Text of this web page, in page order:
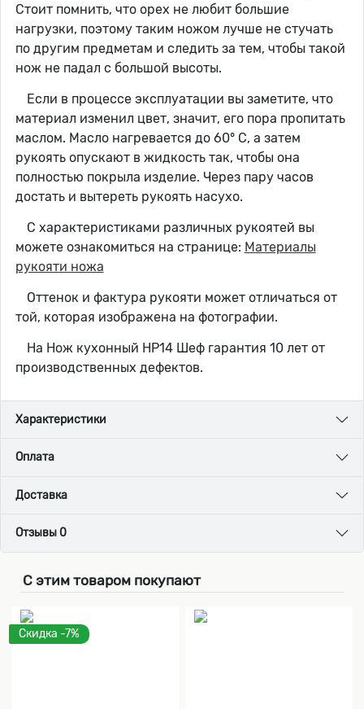
Стоит помнить, что орех не любит большие
нагрузки, поэтому таким ножом лучше не стучать
по другим предметам и следить за тем, чтобы такой
нож не падал с большой высоты.
Если в процессе эксплуатации вы заметите, что
материал изменил цвет, значит, его пора пропитать
маслом. Масло нагревается до 60° C, а затем
рукоять опускают в жидкость так, чтобы она
полностью покрыла изделие. Через пару часов
достать и вытереть рукоять насухо.
С характеристиками различных рукоятей вы
можете ознакомиться на странице: Материалы
рукояти ножа
Оттенок и фактура рукояти может отличаться от
той, которая изображена на фотографии.
На Нож кухонный НР14 Шеф гарантия 10 лет от
производственных дефектов.
Характеристики
Оплата
Доставка
Отзывы 0
С этим товаром покупают
Скидка -7%